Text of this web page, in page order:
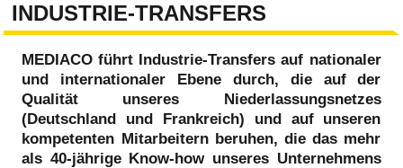
INDUSTRIE-TRANSFERS
MEDIACO führt Industrie-Transfers auf nationaler
und internationaler Ebene durch, die auf der
Qualität unseres Niederlassungsnetzes
(Deutschland und Frankreich) und auf unseren
kompetenten Mitarbeitern beruhen, die das mehr
als 40-jährige Know-how unseres Unternehmens